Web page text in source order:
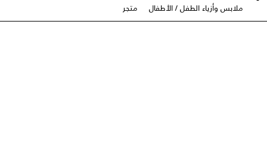
ملابس وأزياء الطفل / الأطفال
متجر